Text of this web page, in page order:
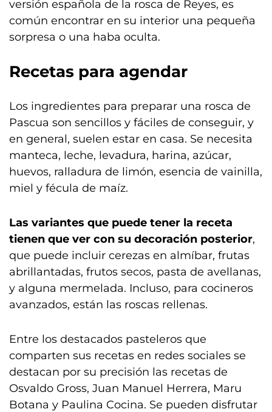
versión española de la rosca de Reyes, es
común encontrar en su interior una pequeña
sorpresa o una haba oculta.
Recetas para agendar
Los ingredientes para preparar una rosca de
Pascua son sencillos y fáciles de conseguir, y
en general, suelen estar en casa. Se necesita
manteca, leche, levadura, harina, azúcar,
huevos, ralladura de limón, esencia de vainilla,
miel y fécula de maíz.
Las variantes que puede tener la receta
tienen que ver con su decoración posterior,
que puede incluir cerezas en almíbar, frutas
abrillantadas, frutos secos, pasta de avellanas,
y alguna mermelada. Incluso, para cocineros
avanzados, están las roscas rellenas.
Entre los destacados pasteleros que
comparten sus recetas en redes sociales se
destacan por su precisión las recetas de
Osvaldo Gross, Juan Manuel Herrera, Maru
Botana y Paulina Cocina. Se pueden disfrutar